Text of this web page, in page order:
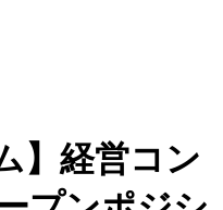
】経営コン